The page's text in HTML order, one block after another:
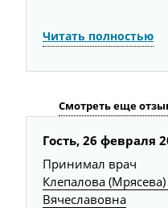
Читать полностью
Смотреть еще
Гость, 26 февраля
Принимал врач
Клепалова
Вячеславовна